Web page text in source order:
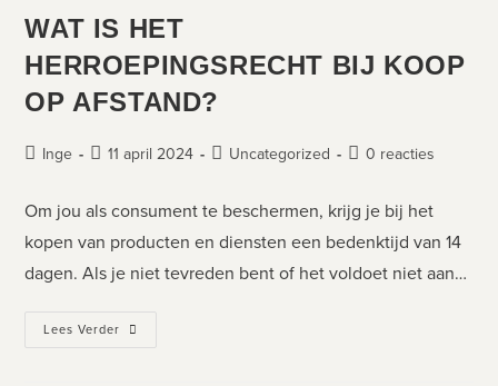
WAT IS HET
HERROEPINGSRECHT BIJ KOOP
OP AFSTAND?
Inge 11 april 2024 Uncategorized 0 reacties
Om jou als consument te beschermen, krijg je bij het
kopen van producten en diensten een bedenktijd van 14
dagen. Als je niet tevreden bent of het voldoet niet aan…
Lees Verder